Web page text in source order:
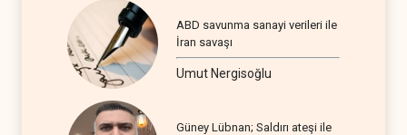
ABD savunma sanayi verileri ile
İran savaşı
Umut Nergisoğlu
Güney Lübnan; Saldırı ateşi ile